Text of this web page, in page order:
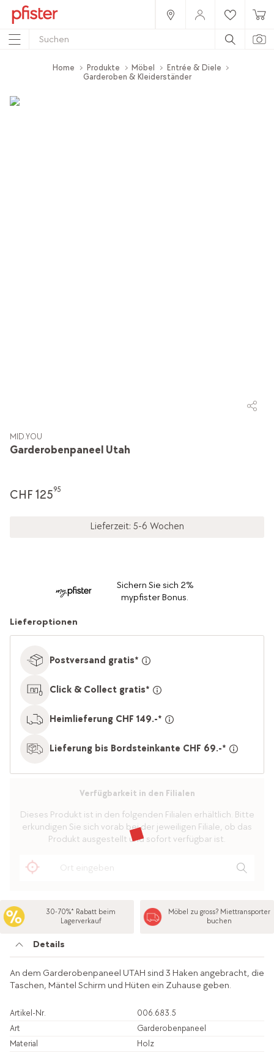
Home Produkte Möbel
Entrée & Diele
Garderoben & Kleiderständer
Garderobenpaneel Utah
MID.YOU
CHF 12595
Lieferzeit: 5-6 Wochen
Sichern Sie sich 2%
mypfister Bonus.
Lieferoptionen
Postversand gratis*
Click & Collect gratis*
Heimlieferung CHF 149.-*
Lieferung bis Bordsteinkante CHF 69.-*
Verfügbarkeit in den Filialen
Dieses Produkt ist in den folgenden Filialen erhältlich. Bitte
erkundigen Sie sich vorab bei der jeweiligen Filiale, ob das
Produkt ausgestellt und sofort verfügbar ist.
30-70%* Rabatt beim
Lagerverkauf
Möbel zu gross? Miettransporter
buchen
Details
An dem Garderobenpaneel UTAH sind 3 Haken angebracht, die
Taschen, Mäntel Schirm und Hüten ein Zuhause geben.
Artikel-Nr.
006.683.5
Art
Garderobenpaneel
Material
Holz